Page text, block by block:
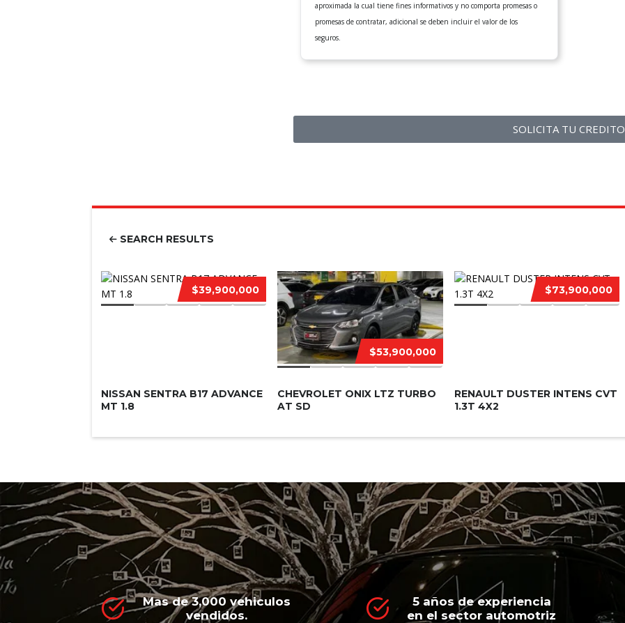
aproximada la cual tiene fines informativos y no comporta promesas o
promesas de contratar, adicional se deben incluir el valor de los
seguros.
SOLICITA TU CREDITO
SEARCH RESULTS
$39,900,000
NISSAN SENTRA B17 ADVANCE
MT 1.8
$53,900,000
CHEVROLET ONIX LTZ TURBO
AT SD
$73,900,000
RENAULT DUSTER INTENS CVT
1.3T 4X2
Mas de 3,000 vehiculos
vendidos.
5 años de experiencia
en el sector automotriz